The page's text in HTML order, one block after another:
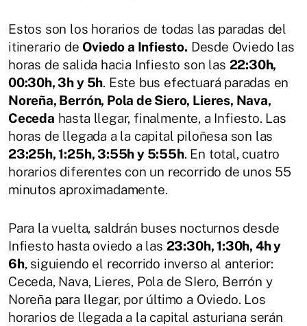
Estos son los horarios de todas las paradas del
itinerario de Oviedo a Infiesto. Desde Oviedo las
horas de salida hacia Infiesto son las 22:30h,
00:30h, 3h y 5h. Este bus efectuará paradas en
Noreña, Berrón, Pola de Siero, Lieres, Nava,
Ceceda hasta llegar, finalmente, a Infiesto. Las
horas de llegada a la capital piloñesa son las
23:25h, 1:25h, 3:55h y 5:55h. En total, cuatro
horarios diferentes con un recorrido de unos 55
minutos aproximadamente.
Para la vuelta, saldrán buses nocturnos desde
Infiesto hasta oviedo a las 23:30h, 1:30h, 4h y
6h, siguiendo el recorrido inverso al anterior:
Ceceda, Nava, Lieres, Pola de SIero, Berrón y
Noreña para llegar, por último a Oviedo. Los
horarios de llegada a la capital asturiana serán